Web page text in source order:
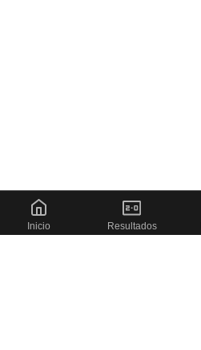
Inicio Resultados